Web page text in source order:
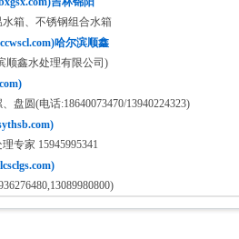
箱、不锈钢组合水箱
哈尔滨顺鑫
顺鑫水处理有限公司)
盘圆(电话:18640073470/13940224323)
专家 15945995341